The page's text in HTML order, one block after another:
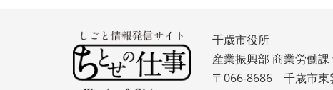
千歳市役所
産業振興部 商業労働課
〒066-8686 千歳市東